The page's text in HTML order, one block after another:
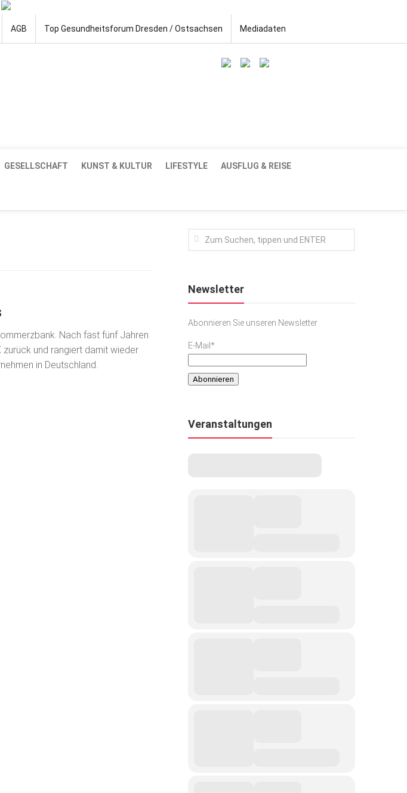
AGB Top Gesundheitsforum Dresden / Ostsachsen Mediadaten
GESELLSCHAFT KUNST & KULTUR LIFESTYLE AUSFLUG & REISE
Nach fast fünf Jahren
zurück und rangiert damit wieder
in Deutschland.
Newsletter
Abonnieren Sie unseren Newsletter
E-Mail*
Veranstaltungen